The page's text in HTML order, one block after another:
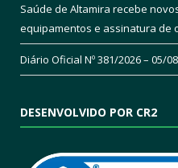
Saúde de Altamira recebe
equipamentos e assinatura de
Diário Oficial Nº 381/2026 – 05/
DESENVOLVIDO POR CR2